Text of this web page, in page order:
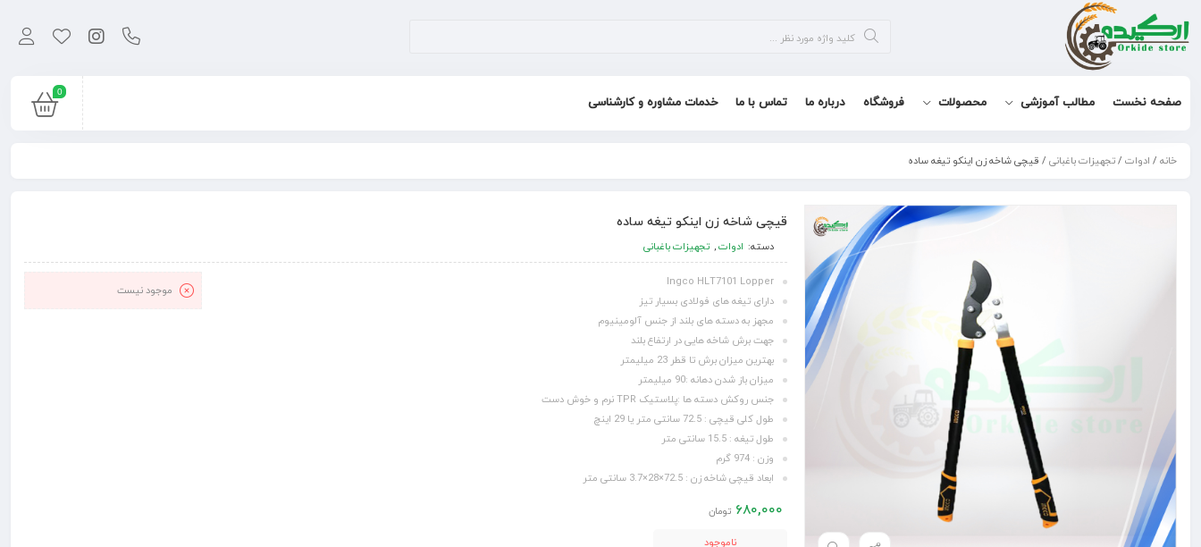
0
صفحه نخست مطالب آموزشی محصولات فروشگاه درباره ما تماس با ما خدمات مشاوره و کارشناسی
خانه / ادوات /تجهیزات باغبانی / قیچی شاخه زن اینکو تیغه ساده
قیچی شاخه زن اینکو تیغه ساده
دسته: ادوات, تجهیزات باغبانی
Ingco HLT7101 Lopper
دارای تیغه های فولادی بسیار تیز
مجهز به دسته های بلند از جنس آلومینیوم
جهت برش شاخه هایی در ارتفاع بلند
بهترین میزان برش تا قطر 23 میلیمتر
میزان باز شدن دهانه :90 میلیمتر
جنس روکش دسته ها :پلاستیک TPR نرم و خوش دست
طول کلی قیچی : 72.5 سانتی متر یا 29 اینچ
طول تیغه : 15.5 سانتی متر
وزن : 974 گرم
ابعاد قیچی شاخه زن : 72.5×28×3.7 سانتی متر
680,000 تومان
ناموجود
موجود نیست